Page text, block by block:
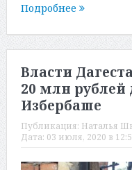
Подробнее
Власти
20 млн рублей
Избербаше
Публикация: Наталья
Дата: 03 июля, 2020 в